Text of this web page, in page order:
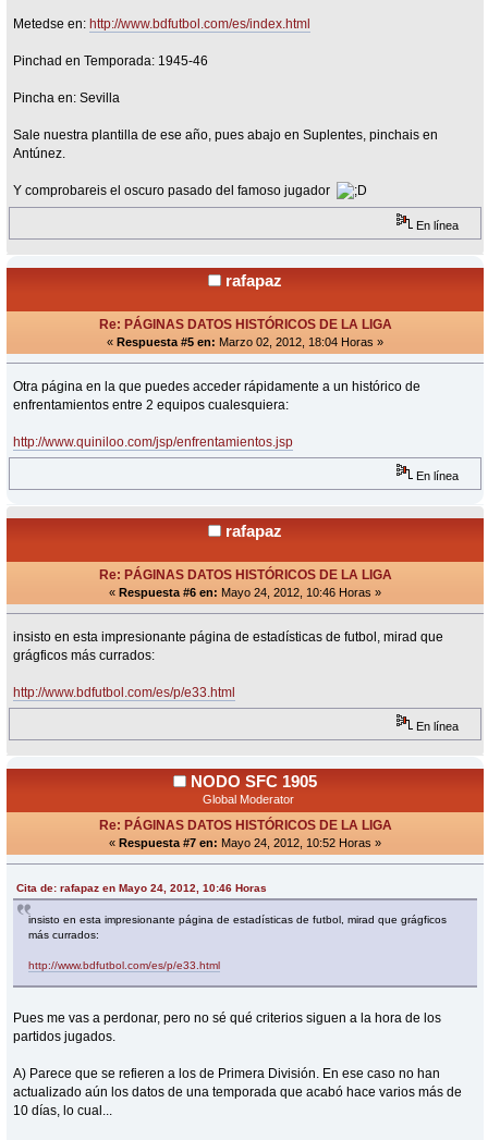
Metedse en: http://www.bdfutbol.com/es/index.html
Pinchad en Temporada: 1945-46
Pincha en: Sevilla
Sale nuestra plantilla de ese año, pues abajo en Suplentes, pinchais en
Antúnez.
Y comprobareis el oscuro pasado del famoso jugador
En línea
rafapaz
Re: PÁGINAS DATOS HISTÓRICOS DE LA LIGA
« Respuesta #5 en: Marzo 02, 2012, 18:04 Horas »
Otra página en la que puedes acceder rápidamente a un histórico de
enfrentamientos entre 2 equipos cualesquiera:
http://www.quiniloo.com/jsp/enfrentamientos.jsp
En línea
rafapaz
Re: PÁGINAS DATOS HISTÓRICOS DE LA LIGA
« Respuesta #6 en: Mayo 24, 2012, 10:46 Horas »
insisto en esta impresionante página de estadísticas de futbol, mirad que
grágficos más currados:
http://www.bdfutbol.com/es/p/e33.html
En línea
NODO SFC 1905
Global Moderator
Re: PÁGINAS DATOS HISTÓRICOS DE LA LIGA
« Respuesta #7 en: Mayo 24, 2012, 10:52 Horas »
Cita de: rafapaz en Mayo 24, 2012, 10:46 Horas
insisto en esta impresionante página de estadísticas de futbol, mirad que grágficos
más currados:
http://www.bdfutbol.com/es/p/e33.html
Pues me vas a perdonar, pero no sé qué criterios siguen a la hora de los
partidos jugados.
A) Parece que se refieren a los de Primera División. En ese caso no han
actualizado aún los datos de una temporada que acabó hace varios más de
10 días, lo cual...